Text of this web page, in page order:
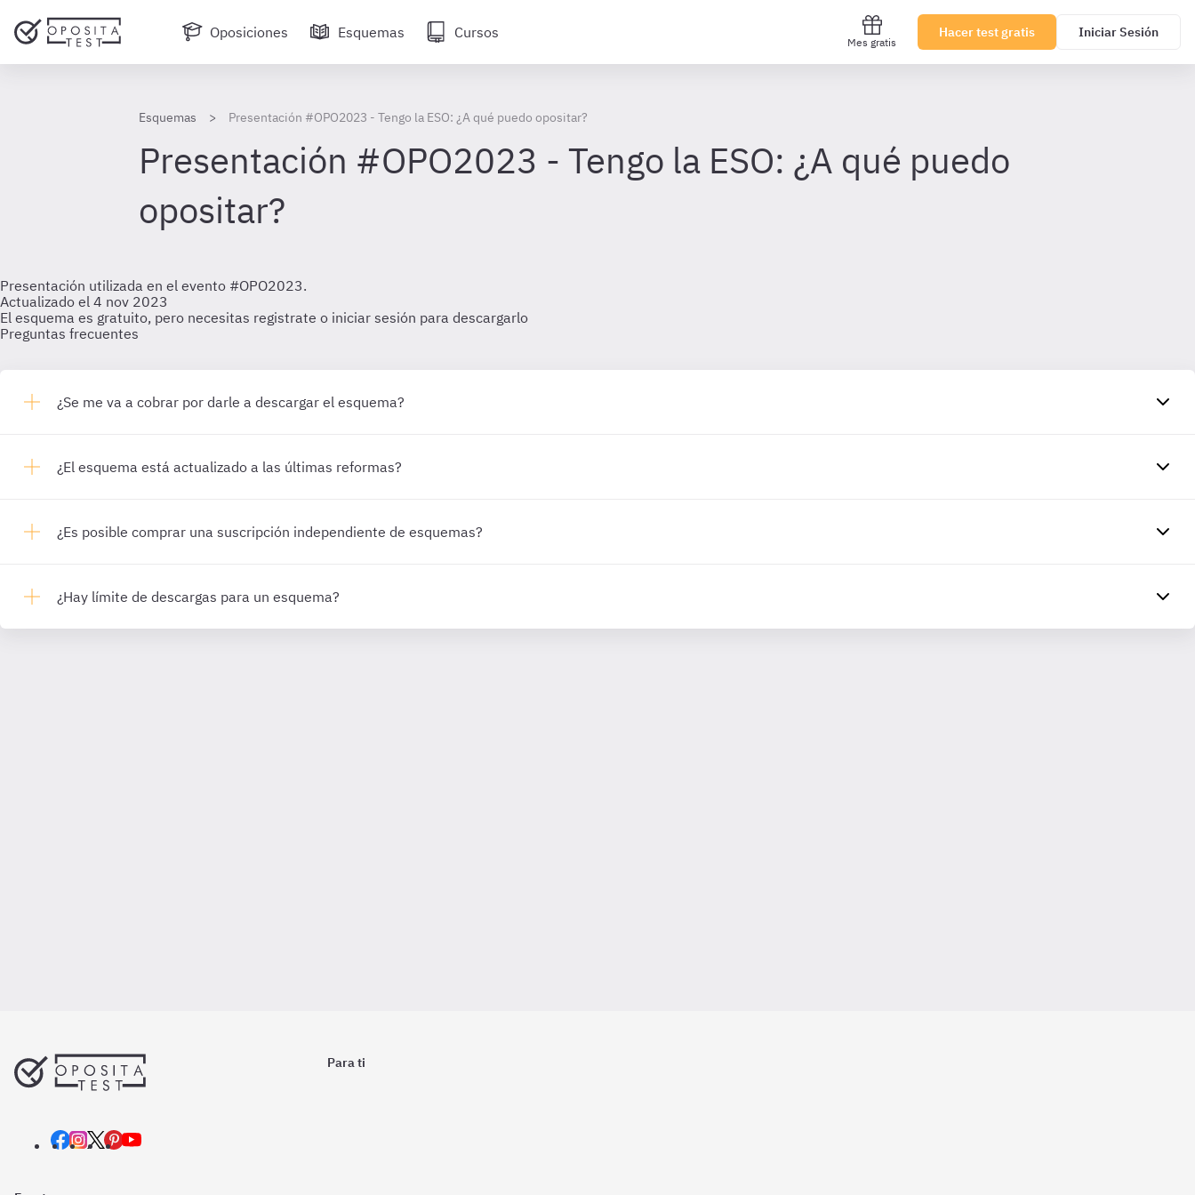
Oposiciones Esquemas Cursos
Mes gratis
Hacer test gratis Iniciar Sesión
Esquemas Presentación #OPO2023 - Tengo la ESO: ¿A qué puedo opositar?
Presentación #OPO2023 - Tengo la ESO: ¿A qué puedo
opositar?
Presentación utilizada en el evento #OPO2023.
Actualizado el 4 nov 2023
El esquema es gratuito, pero necesitas registrate o iniciar sesión para descargarlo
Preguntas frecuentes
¿Se me va a cobrar por darle a descargar el esquema?
¿El esquema está actualizado a las últimas reformas?
¿Es posible comprar una suscripción independiente de esquemas?
¿Hay límite de descargas para un esquema?
Para ti